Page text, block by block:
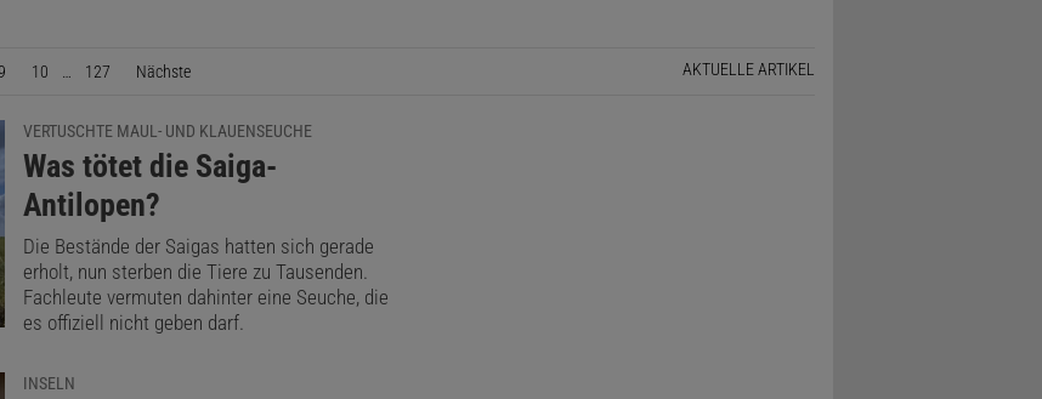
10 … 127 Nächste AKTUELLE ARTIKEL
VERTUSCHTE MAUL- UND KLAUENSEUCHE
:
Was tötet die Saiga-
Antilopen?
Die Bestände der Saigas hatten sich gerade
erholt, nun sterben die Tiere zu Tausenden.
Fachleute vermuten dahinter eine Seuche, die
es offiziell nicht geben darf.
INSELN